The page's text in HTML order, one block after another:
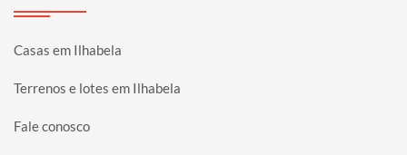
Casas em Ilhabela
Terrenos e lotes em Ilhabela
Fale conosco